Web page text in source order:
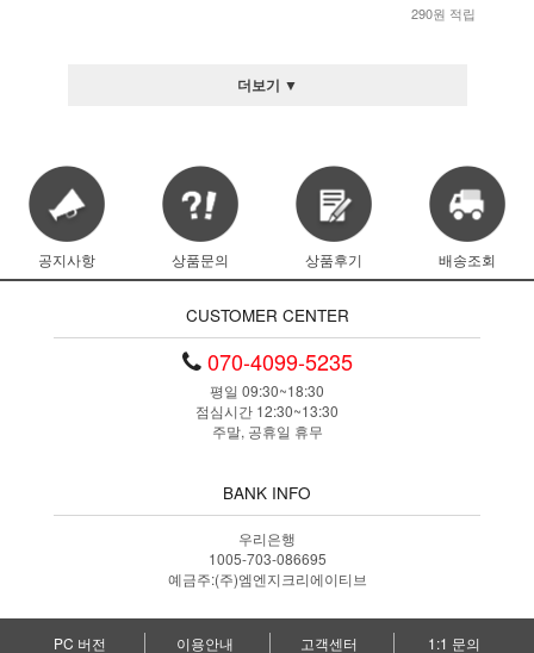
290원 적립
더보기 ▼
공지사항 상품문의 상품후기 배송조회
CUSTOMER CENTER
070-4099-5235
평일 09:30~18:30
점심시간 12:30~13:30
주말, 공휴일 휴무
BANK INFO
우리은행
1005-703-086695
예금주:(주)엠엔지크리에이티브
PC 버전 이용안내 고객센터 1:1 문의